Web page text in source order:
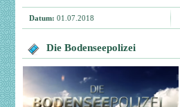
Datum: 01.07.2018
Die Bodenseepolizei